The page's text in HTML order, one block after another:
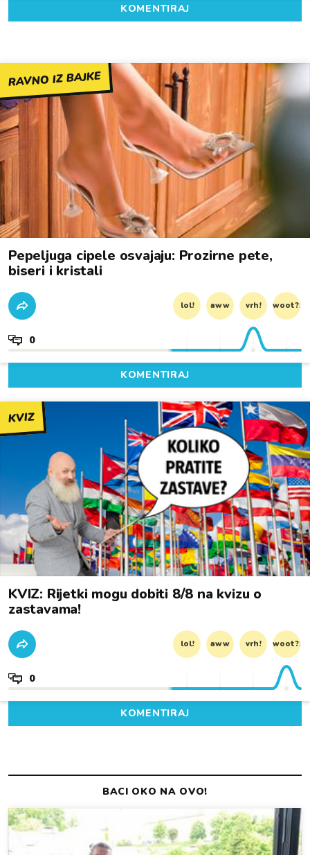
KOMENTIRAJ
RAVNO IZ BAJKE
Pepeljuga cipele osvajaju: Prozirne pete,
biseri i kristali
lol! aww vrh! woot?!
0
KOMENTIRAJ
KVIZ
KVIZ: Rijetki mogu dobiti 8/8 na kvizu o
zastavama!
lol! aww vrh! woot?!
0
KOMENTIRAJ